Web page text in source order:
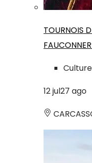
TOURNOIS
Culture
12jul27 ago